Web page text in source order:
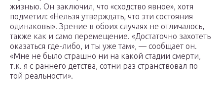
жизнью. Он заключил, что «сходство явное», хотя
подметил: «Нельзя утверждать, что эти состояния
одинаковы». Зрение в обоих случаях не отличалось,
также как и само перемещение. «Достаточно захотеть
оказаться где-либо, и ты уже там», — сообщает он.
«Мне не было страшно ни на какой стадии смерти,
т.к. я с раннего детства, сотни раз странствовал по
той реальности».